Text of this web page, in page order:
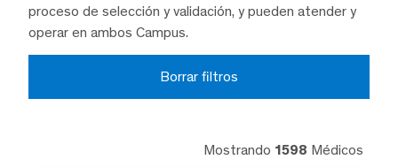
proceso de selección y validación, y pueden atender y
operar en ambos Campus.
Borrar filtros
Mostrando 1598 Médicos